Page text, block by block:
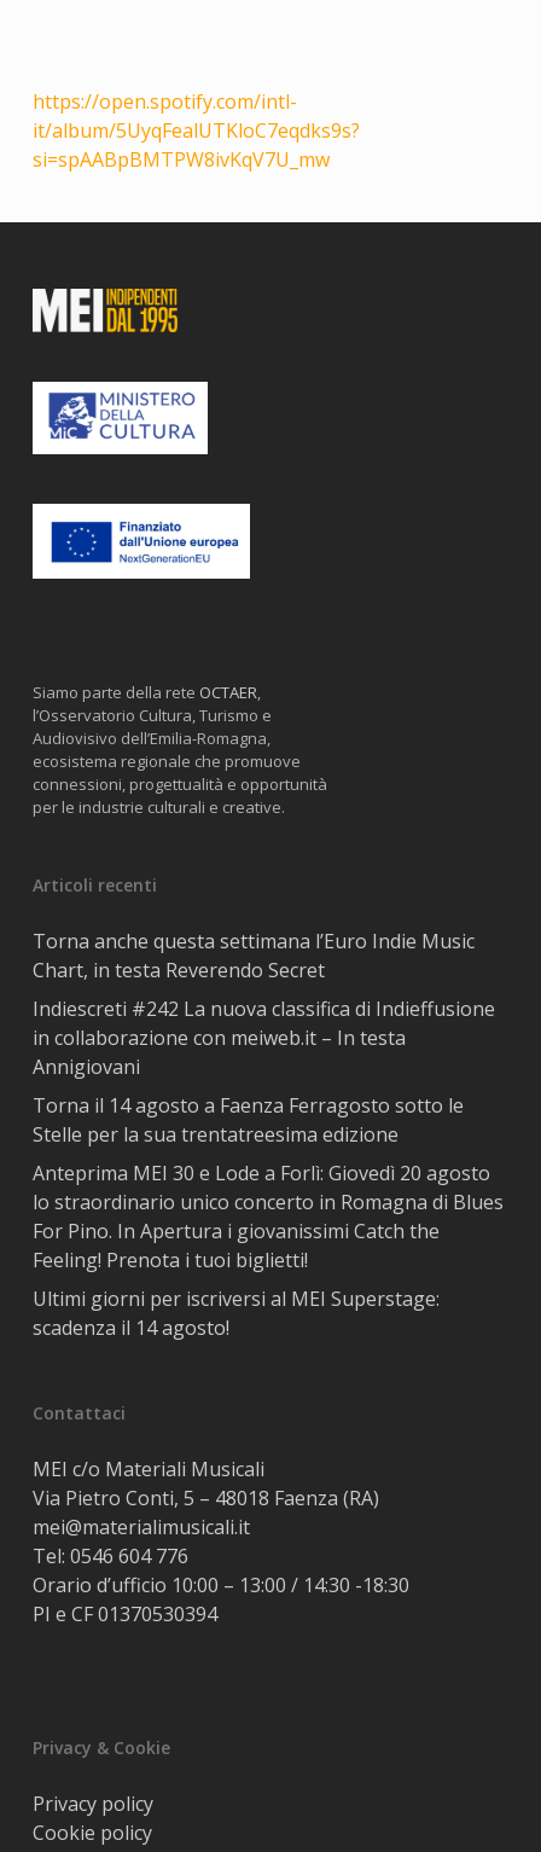
https://open.spotify.com/intl-
it/album/5UyqFealUTKloC7eqdks9s?
si=spAABpBMTPW8ivKqV7U_mw
Siamo parte della rete OCTAER,
l’Osservatorio Cultura, Turismo e
Audiovisivo dell’Emilia-Romagna,
ecosistema regionale che promuove
connessioni, progettualità e opportunità
per le industrie culturali e creative.
Articoli recenti
Torna anche questa settimana l’Euro Indie Music
Chart, in testa Reverendo Secret
Indiescreti #242 La nuova classifica di Indieffusione
in collaborazione con meiweb.it – In testa
Annigiovani
Torna il 14 agosto a Faenza Ferragosto sotto le
Stelle per la sua trentatreesima edizione
Anteprima MEI 30 e Lode a Forlì: Giovedì 20 agosto
lo straordinario unico concerto in Romagna di Blues
For Pino. In Apertura i giovanissimi Catch the
Feeling! Prenota i tuoi biglietti!
Ultimi giorni per iscriversi al MEI Superstage:
scadenza il 14 agosto!
Contattaci
MEI c/o Materiali Musicali
Via Pietro Conti, 5 – 48018 Faenza (RA)
mei@materialimusicali.it
Tel: 0546 604 776
Orario d’ufficio 10:00 – 13:00 / 14:30 -18:30
PI e CF 01370530394
Privacy & Cookie
Privacy policy
Cookie policy